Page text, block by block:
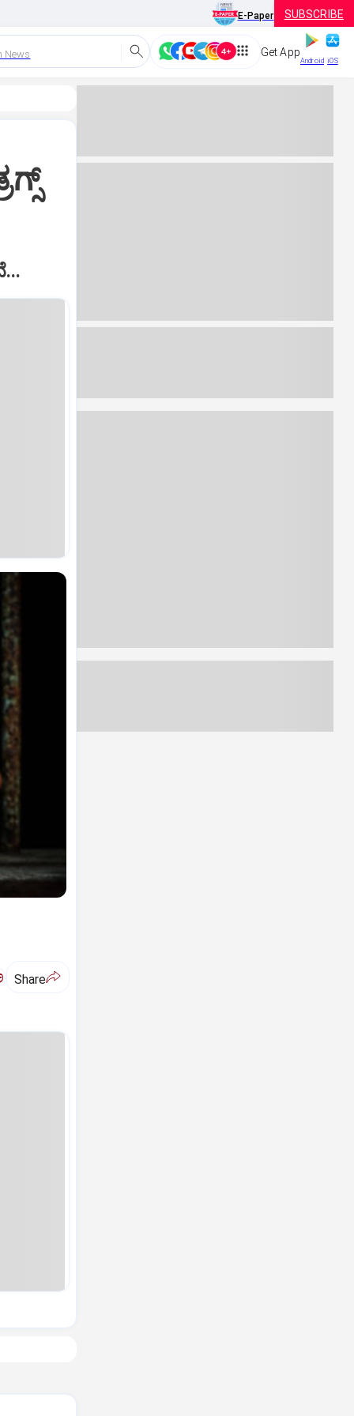
E-Paper SUBSCRIBE
News Get App
Android iOS
Share